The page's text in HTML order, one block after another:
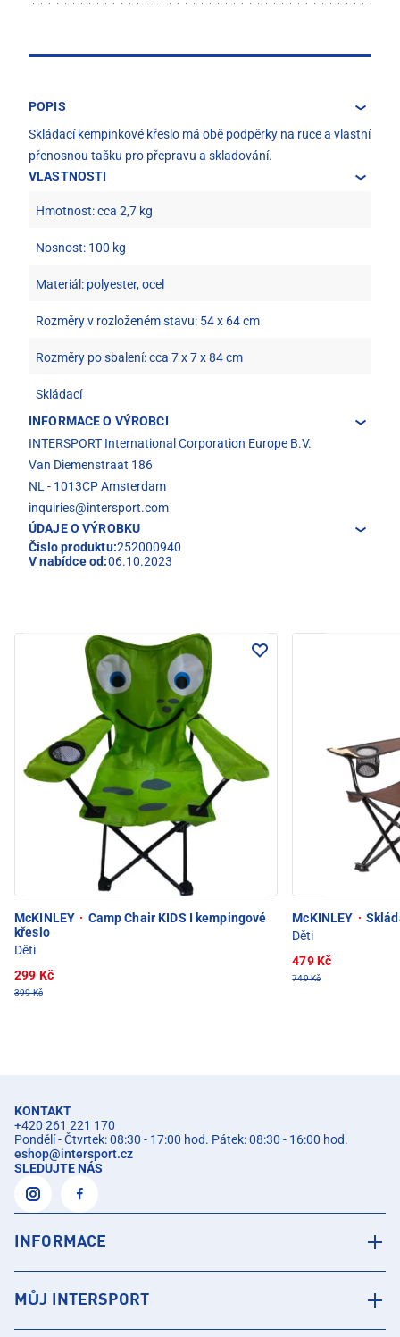
POPIS
Skládací kempinkové křeslo má obě podpěrky na ruce a vlastní
přenosnou tašku pro přepravu a skladování.
VLASTNOSTI
Hmotnost: cca 2,7 kg
Nosnost: 100 kg
Materiál: polyester, ocel
Rozměry v rozloženém stavu: 54 x 64 cm
Rozměry po sbalení: cca 7 x 7 x 84 cm
Skládací
INFORMACE O VÝROBCI
INTERSPORT International Corporation Europe B.V.
Van Diemenstraat 186
NL - 1013CP Amsterdam
inquiries@intersport.com
ÚDAJE O VÝROBKU
Číslo produktu:252000940
V nabídce od:06.10.2023
McKINLEY · Camp Chair KIDS I kempingové
křeslo
Děti
299 Kč
399 Kč
McKINLEY ·
Děti
479 Kč
749 Kč
KONTAKT
+420 261 221 170
Pondělí - Čtvrtek: 08:30 - 17:00 hod. Pátek: 08:30 - 16:00 hod.
eshop@intersport.cz
SLEDUJTE NÁS
INFORMACE
MŮJ INTERSPORT